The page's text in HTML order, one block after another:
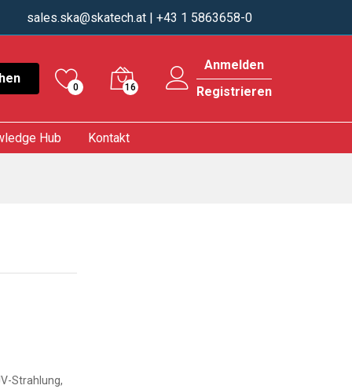
sales.ska@skatech.at | +43 1 5863658-0
0 16
Anmelden
Registrieren
Hub Kontakt
Strahlung,